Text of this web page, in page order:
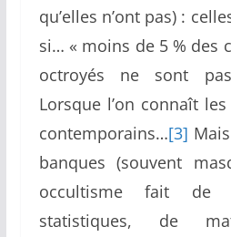
qu’elles n’ont pas) :
si… « moins de 5 % des
octroyés ne sont
Lorsque l’on connaît
contemporains…[3]
banques (souvent
occultisme fait
statistiques, de